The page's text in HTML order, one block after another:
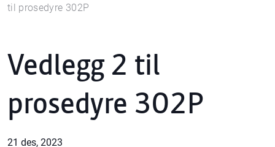
til prosedyre 302P
Vedlegg 2 til
prosedyre 302P
21 des, 2023